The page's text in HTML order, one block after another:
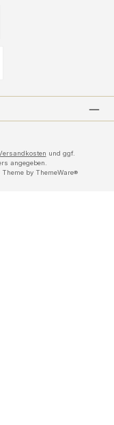
und ggf.
angegeben.
Theme by ThemeWare®